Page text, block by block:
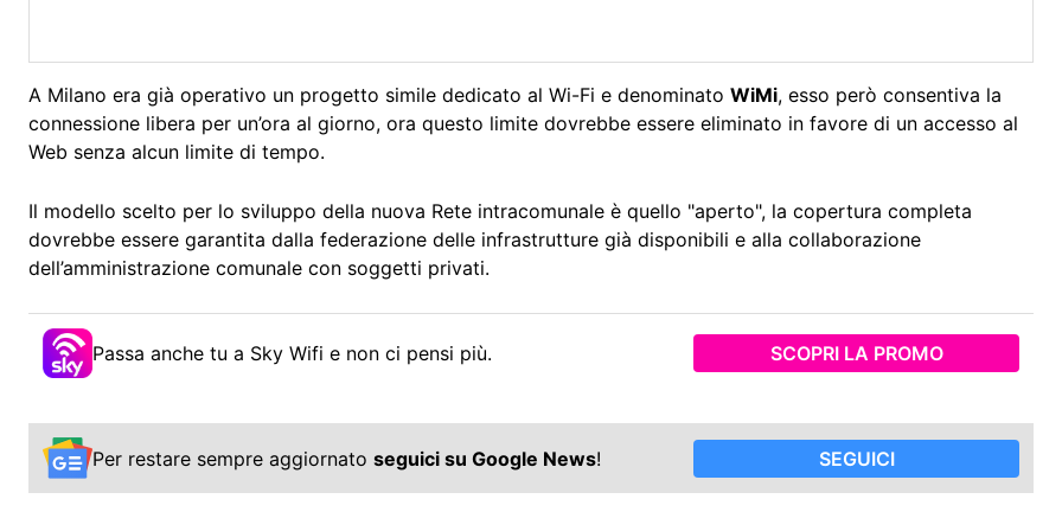
A Milano era già operativo un progetto simile dedicato al Wi-Fi e denominato WiMi, esso però consentiva la
connessione libera per un’ora al giorno, ora questo limite dovrebbe essere eliminato in favore di un accesso al
Web senza alcun limite di tempo.
Il modello scelto per lo sviluppo della nuova Rete intracomunale è quello "aperto", la copertura completa
dovrebbe essere garantita dalla federazione delle infrastrutture già disponibili e alla collaborazione
dell’amministrazione comunale con soggetti privati.
Passa anche tu a Sky Wifi e non ci pensi più. SCOPRI LA PROMO
Per restare sempre aggiornato seguici su Google News! SEGUICI